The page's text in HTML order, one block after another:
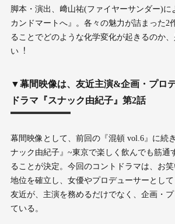
脚本・演出、﨑⼭祐(ファイヤーサンダー)に
カンドマートへ』。各々の魅⼒が詰まった2
ることでどのような化学変化が起きるのか
い︕
▼幕間映像は、友近主演&企画・プロ
ドラマ『スナック由紀子』第2話
幕間映像として、前回の『混頓 vol.6』に続
ナック由紀⼦』~東京で楽しく飲んでも筋通
ることが決定。今回のコントドラマは、お
地位を確⽴し、⼥優やプロデューサーとし
友近が、主演を務めるだけでなく、企画・
ている。